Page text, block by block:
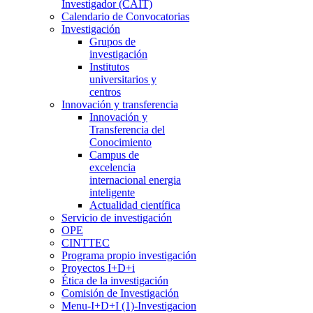
Investigador (CAIT)
Calendario de Convocatorias
Investigación
Grupos de
investigación
Institutos
universitarios y
centros
Innovación y transferencia
Innovación y
Transferencia del
Conocimiento
Campus de
excelencia
internacional energia
inteligente
Actualidad científica
Servicio de investigación
OPE
CINTTEC
Programa propio investigación
Proyectos I+D+i
Ética de la investigación
Comisión de Investigación
Menu-I+D+I (1)-Investigacion